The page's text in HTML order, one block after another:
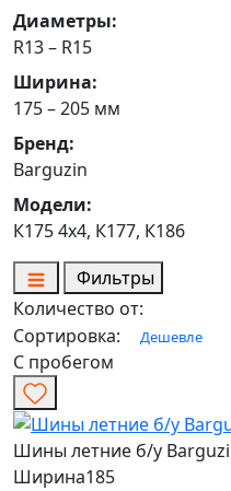
Диаметры:
R13 – R15
Ширина:
175 – 205 мм
Бренд:
Barguzin
Модели:
К175 4х4, К177, К186
Фильтры
Количество от:
Сортировка:
Дешевле
С пробегом
Шины летние б/у
Ширина185